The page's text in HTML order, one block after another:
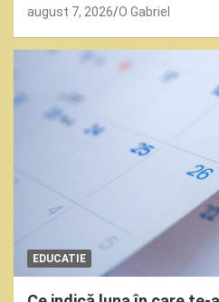
august 7, 2026 O Gabriel
EDUCATIE